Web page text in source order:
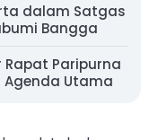
dalam Satgas
Bangga
Rapat Paripurna
Agenda Utama